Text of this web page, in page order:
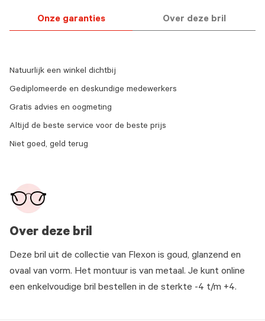
Onze garanties Over deze bril
Over deze bril
Deze bril uit de collectie van Flexon is goud, glanzend en
ovaal van vorm. Het montuur is van metaal. Je kunt online
een enkelvoudige bril bestellen in de sterkte -4 t/m +4.
Natuurlijk een winkel dichtbij
Gediplomeerde en deskundige medewerkers
Gratis advies en oogmeting
Altijd de beste service voor de beste prijs
Niet goed, geld terug